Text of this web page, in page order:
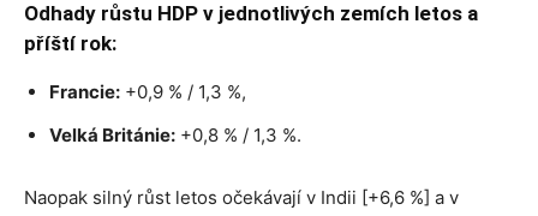
Odhady růstu HDP v jednotlivých zemích letos a
příští rok:
Francie: +0,9 % / 1,3 %,
Velká Británie: +0,8 % / 1,3 %.
Naopak silný růst letos očekávají v Indii [+6,6 %] a v